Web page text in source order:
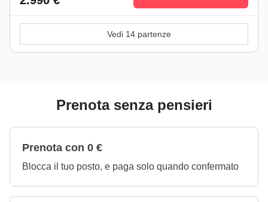
Vedi 14 partenze
Prenota senza pensieri
Prenota con 0 €
Blocca il tuo posto, e paga solo quando confermato